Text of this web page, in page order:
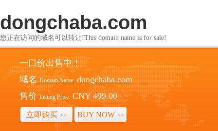
dongchaba.com
您正在访问的域名可以转让!This domain name is for sale!
一口价出售中！
域名 Domain Name: dongchaba.com
售价 Listing Price: CNY 499.00
立即购买 >> BUY NOW >>